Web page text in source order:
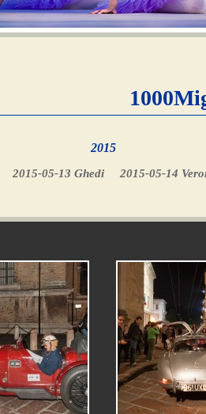
2015
2015-05-13 Ghedi 2015-05-14